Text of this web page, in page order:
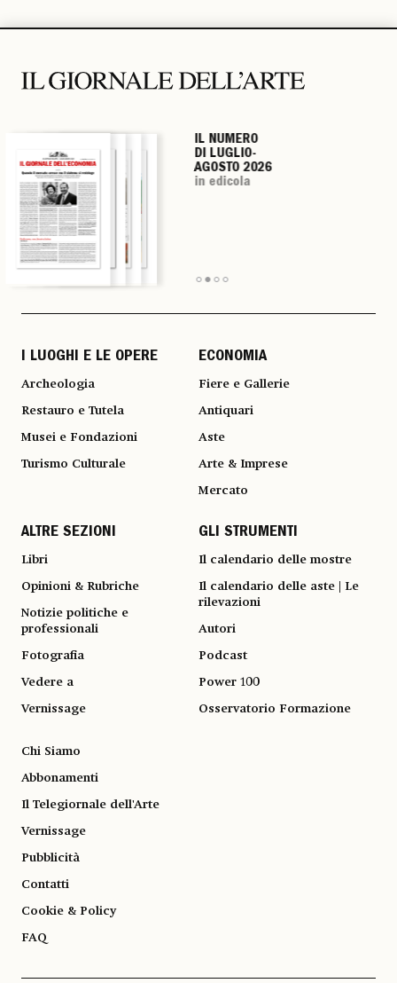
IL NUMERO
DI LUGLIO-
AGOSTO 2026
in edicola
IL NUMERO
DI LUGLIO-
AGOSTO 2026
in edicola
IL NUMERO
DI LUGLIO-
AGOSTO 2026
in edicola
IL NUMERO
DI LUGLIO-
AGOSTO 2026
in edicola
I LUOGHI E LE OPERE
Archeologia
Restauro e Tutela
Musei e Fondazioni
Turismo Culturale
ECONOMIA
Fiere e Gallerie
Antiquari
Aste
Arte & Imprese
Mercato
ALTRE SEZIONI
Libri
Opinioni & Rubriche
Notizie politiche e
professionali
Fotografia
Vedere a
Vernissage
GLI STRUMENTI
Il calendario delle mostre
Il calendario delle aste | Le
rilevazioni
Autori
Podcast
Power 100
Osservatorio Formazione
Chi Siamo
Abbonamenti
Il Telegiornale dell'Arte
Vernissage
Pubblicità
Contatti
Cookie & Policy
FAQ